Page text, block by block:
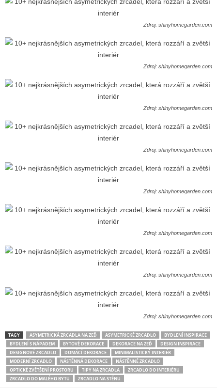
Zdroj: shinyhomegarden.com
Zdroj: shinyhomegarden.com
Zdroj: shinyhomegarden.com
Zdroj: shinyhomegarden.com
Zdroj: shinyhomegarden.com
Zdroj: shinyhomegarden.com
Zdroj: shinyhomegarden.com
Zdroj: shinyhomegarden.com
TAGY ASYMETRICKÁ ZRCADLA NA ZEĎ ASYMETRICKÉ ZRCADLO
BYDLENÍ INSPIRACE
BYDLENÍ S NÁPADEM
BYTOVÉ DEKORACE DEKORACE NA ZEĎ
DESIGN INSPIRACE
DESIGNOVÉ ZRCADLO
DOMÁCÍ DEKORACE
MINIMALISTICKÝ INTERIÉR
MODERNÍ ZRCADLO
NÁSTĚNNÁ DEKORACE
NÁSTĚNNÉ ZRCADLO
OPTICKÉ ZVĚTŠENÍ PROSTORU
TIPY NA ZRCADLA
ZRCADLO DO INTERIÉRU
ZRCADLO DO MALÉHO BYTU
ZRCADLO NA STĚNU